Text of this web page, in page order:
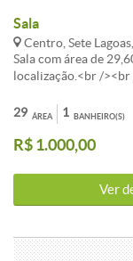
Sala
Centro, Sete
Sala com área de
localização.<br /><br
apresenta 1
para quem valoriza
<br /><br />Agende
ÁREA
29 BANHEIRO(S)
1
R$ 1.000,00
Ver